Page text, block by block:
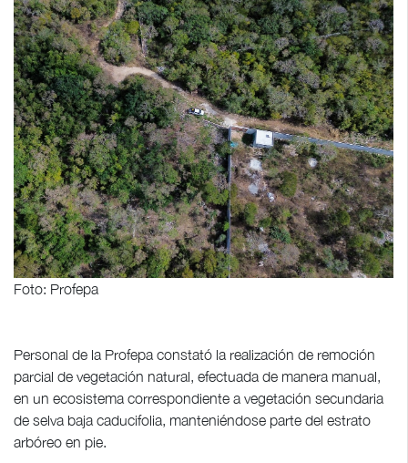
Foto: Profepa
Personal de la Profepa constató la realización de remoción
parcial de vegetación natural, efectuada de manera manual,
en un ecosistema correspondiente a vegetación secundaria
de selva baja caducifolia, manteniéndose parte del estrato
arbóreo en pie.